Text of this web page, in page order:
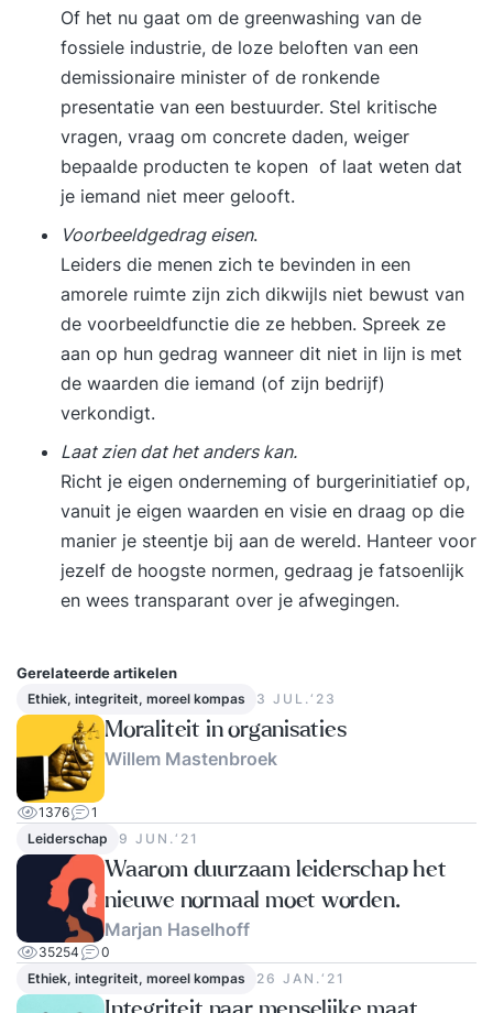
Of het nu gaat om de greenwashing van de
fossiele industrie, de loze beloften van een
demissionaire minister of de ronkende
presentatie van een bestuurder. Stel kritische
vragen, vraag om concrete daden, weiger
bepaalde producten te kopen of laat weten dat
je iemand niet meer gelooft.
Voorbeeldgedrag eisen.
Leiders die menen zich te bevinden in een
amorele ruimte zijn zich dikwijls niet bewust van
de voorbeeldfunctie die ze hebben. Spreek ze
aan op hun gedrag wanneer dit niet in lijn is met
de waarden die iemand (of zijn bedrijf)
verkondigt.
Laat zien dat het anders kan.
Richt je eigen onderneming of burgerinitiatief op,
vanuit je eigen waarden en visie en draag op die
manier je steentje bij aan de wereld. Hanteer voor
jezelf de hoogste normen, gedraag je fatsoenlijk
en wees transparant over je afwegingen.
Gerelateerde artikelen
Ethiek, integriteit, moreel kompas 3 JUL.‘23
Moraliteit in organisaties
Willem Mastenbroek
1376
1
Leiderschap
9 JUN.‘21
Waarom duurzaam leiderschap het
nieuwe normaal moet worden.
Marjan Haselhoff
35254
0
Ethiek, integriteit, moreel kompas
26 JAN.‘21